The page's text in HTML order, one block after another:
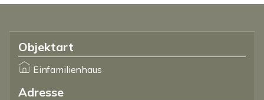
Objektart
Einfamilienhaus
Adresse